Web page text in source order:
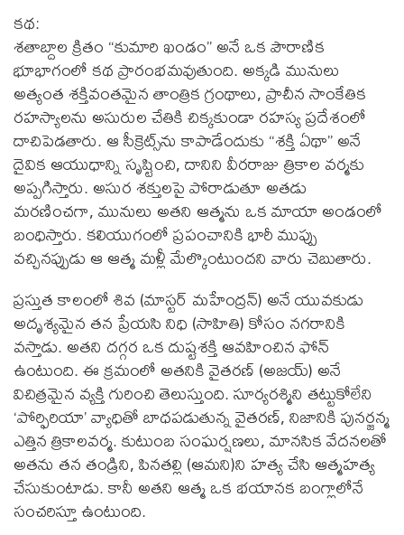
కథ:
శ‌తాబ్దాల క్రితం “కుమారి ఖండం” అనే ఒక పౌరాణిక
భూభాగంలో కథ ప్రారంభమవుతుంది. అక్కడి మునులు
అత్యంత శక్తివంతమైన తాంత్రిక గ్రంథాలు, ప్రాచీన సాంకేతిక
రహస్యాలను అసురుల చేతికి చిక్కకుండా రహస్య ప్రదేశంలో
దాచిపెడతారు. ఆ సీక్రెట్స్‌ను కాపాడేందుకు “శక్తి ఏథా” అనే
దైవిక ఆయుధాన్ని సృష్టించి, దానిని వీరరాజు త్రికాల వర్మకు
అప్పగిస్తారు. అసుర శక్తులపై పోరాడుతూ అతడు
మరణించగా, మునులు అతని ఆత్మను ఒక మాయా అండంలో
బంధిస్తారు. కలియుగంలో ప్రపంచానికి భారీ ముప్పు
వచ్చినప్పుడు ఆ ఆత్మ మళ్లీ మేల్కొంటుందని వారు చెబుతారు.
ప్రస్తుత కాలంలో శివ (మాస్టర్ మహేంద్రన్) అనే యువకుడు
అదృశ్యమైన తన ప్రేయసి నిధి (సాహితి) కోసం నగరానికి
వస్తాడు. అతని దగ్గర ఒక దుష్టశక్తి ఆవహించిన ఫోన్
ఉంటుంది. ఈ క్రమంలో అతనికి వైతరణ్ (అజయ్) అనే
విచిత్రమైన వ్యక్తి గురించి తెలుస్తుంది. సూర్యరశ్మిని తట్టుకోలేని
‘పోర్ఫిరియా’ వ్యాధితో బాధపడుతున్న వైతరణ్, నిజానికి పునర్జన్మ
ఎత్తిన త్రికాలవర్మ. కుటుంబ సంఘర్షణలు, మానసిక వేదనలతో
అతను తన తండ్రిని, పినతల్లి (ఆమని)ని హత్య చేసి ఆత్మహత్య
చేసుకుంటాడు. కానీ అతని ఆత్మ ఒక భయానక బంగ్లాలోనే
సంచరిస్తూ ఉంటుంది.